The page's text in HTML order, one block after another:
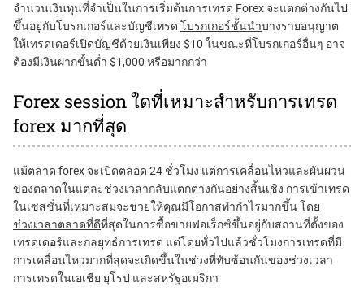
จำนวนเงินทุนที่จำเป็นในการเริ่มต้นการเทรด Forex จะแตกต่างกันไป
ขึ้นอยู่กับโบรกเกอร์และบัญชีเทรด โบรกเกอร์ชั้นนำบางรายอนุญาต
ให้เทรดเดอร์เปิดบัญชีด้วยเงินเพียง $10 ในขณะที่โบรกเกอร์อื่นๆ อาจ
ต้องมีเงินฝากขั้นต่ำ $1,000 หรือมากกว่า
Forex session ใดที่เหมาะสำหรับการเทรด
forex มากที่สุด
แม้ตลาด forex จะเปิดตลอด 24 ชั่วโมง แต่การเคลื่อนไหวและผันผวน
ของตลาดในแต่ละช่วงเวลากลับแตกต่างกันอย่างสิ้นเชิง การเข้าเทรด
ในเซสชั่นที่เหมาะสมจะช่วยให้คุณมีโอกาสทำกำไรมากขึ้น โดย
ช่วงเวลาตลาดที่ดีที่สุดในการซื้อขายฟอเร็กซ์ขึ้นอยู่กับสถานที่ตั้งของ
เทรดเดอร์และกลยุทธ์การเทรด แต่โดยทั่วไปแล้วชั่วโมงการเทรดที่มี
การเคลื่อนไหวมากที่สุดจะเกิดขึ้นในช่วงที่ทับซ้อนกันของช่วงเวลา
การเทรดในเอเชีย ยุโรป และสหรัฐอเมริกา